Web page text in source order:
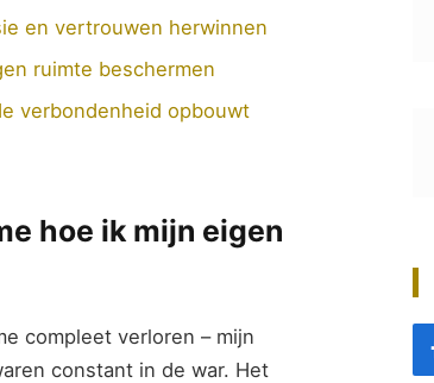
en vertrouwen herwinnen
ruimte beschermen
verbondenheid opbouwt
hoe ik mijn‍ eigen
compleet ⁤verloren – mijn‍
constant in‍ de war. Het